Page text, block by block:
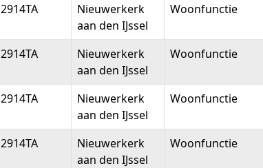
2914TA
Nieuwerkerk
aan den IJssel
Woonfunctie
2914TA
Nieuwerkerk
aan den IJssel
Woonfunctie
2914TA
Nieuwerkerk
aan den IJssel
Woonfunctie
2914TA
Nieuwerkerk
aan den IJssel
Woonfunctie